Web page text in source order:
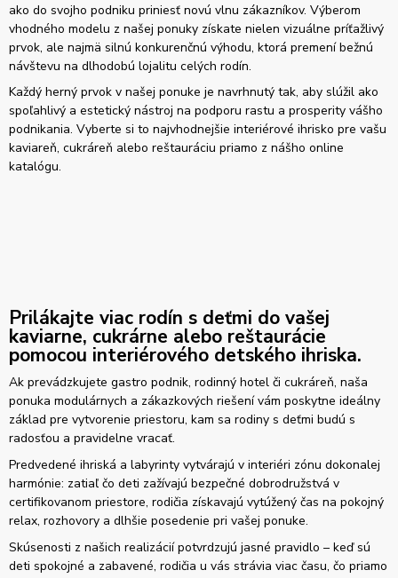
ako do svojho podniku priniesť novú vlnu zákazníkov. Výberom
vhodného modelu z našej ponuky získate nielen vizuálne príťažlivý
prvok, ale najmä silnú konkurenčnú výhodu, ktorá premení bežnú
návštevu na dlhodobú lojalitu celých rodín.
Každý herný prvok v našej ponuke je navrhnutý tak, aby slúžil ako
spoľahlivý a estetický nástroj na podporu rastu a prosperity vášho
podnikania. Vyberte si to najvhodnejšie interiérové ihrisko pre vašu
kaviareň, cukráreň alebo reštauráciu priamo z nášho online
katalógu.
Prilákajte viac rodín s deťmi do vašej
kaviarne, cukrárne alebo reštaurácie
pomocou interiérového detského ihriska.
Ak prevádzkujete gastro podnik, rodinný hotel či cukráreň, naša
ponuka modulárnych a zákazkových riešení vám poskytne ideálny
základ pre vytvorenie priestoru, kam sa rodiny s deťmi budú s
radosťou a pravidelne vracať.
Predvedené ihriská a labyrinty vytvárajú v interiéri zónu dokonalej
harmónie: zatiaľ čo deti zažívajú bezpečné dobrodružstvá v
certifikovanom priestore, rodičia získavajú vytúžený čas na pokojný
relax, rozhovory a dlhšie posedenie pri vašej ponuke.
Skúsenosti z našich realizácií potvrdzujú jasné pravidlo – keď sú
deti spokojné a zabavené, rodičia u vás strávia viac času, čo priamo